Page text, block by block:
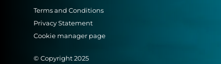
Terms and Conditions
Privacy Statement
Cookie manager page
© Copyright 2025